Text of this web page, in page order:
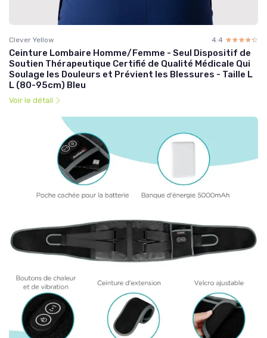
Clever Yellow 4.4 ☆☆☆☆☆
★★★★★
Ceinture Lombaire Homme/Femme - Seul Dispositif de
Soutien Thérapeutique Certifié de Qualité Médicale Qui
Soulage les Douleurs et Prévient les Blessures - Taille L
L (80-95cm) Bleu
Voir le détail